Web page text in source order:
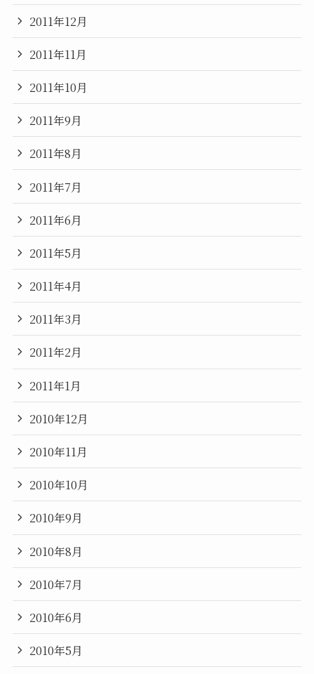
2011年12月
2011年11月
2011年10月
2011年9月
2011年8月
2011年7月
2011年6月
2011年5月
2011年4月
2011年3月
2011年2月
2011年1月
2010年12月
2010年11月
2010年10月
2010年9月
2010年8月
2010年7月
2010年6月
2010年5月